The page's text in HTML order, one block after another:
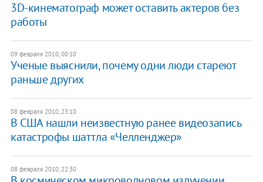
3D-кинематограф может оставить актеров без
работы
09 февраля 2010, 00:10
Ученые выяснили, почему одни люди стареют
раньше других
08 февраля 2010, 23:10
В США нашли неизвестную ранее видеозапись
катастрофы шаттла «Челленджер»
08 февраля 2010, 22:30